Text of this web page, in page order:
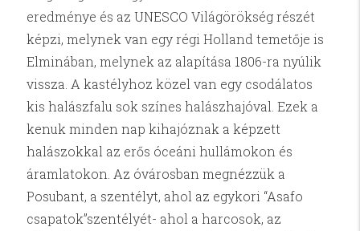
eredménye és az UNESCO Világörökség részét
képzi, melynek van egy régi Holland temetője is
Elminában, melynek az alapítása 1806-ra nyúlik
vissza. A kastélyhoz közel van egy csodálatos
kis halászfalu sok színes halászhajóval. Ezek a
kenuk minden nap kihajóznak a képzett
halászokkal az erős óceáni hullámokon és
áramlatokon. Az óvárosban megnézzük a
Posubant, a szentélyt, ahol az egykori “Asafo
csapatok”szentélyét- ahol a harcosok, az